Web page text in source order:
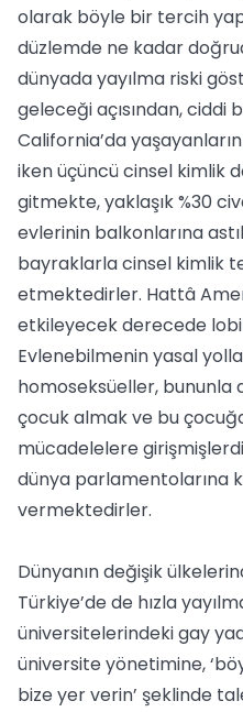
olarak böyle bir tercih
düzlemde ne kadar
dünyada yayılma riski
geleceği açısından, ciddi
California’da yaşayanların
iken üçüncü cinsel kimlik
gitmekte, yaklaşık %30
evlerinin balkonlarına
bayraklarla cinsel kimlik
etmektedirler. Hattâ
etkileyecek derecede
Evlenebilmenin yasal
homoseksüeller, bununla
çocuk almak ve bu
mücadelelere
dünya parlamentolarına
vermektedirler.
Dünyanın değişik
Türkiye’de de hızla
üniversitelerindeki gay
üniversite yönetimine,
bize yer verin’ şeklinde